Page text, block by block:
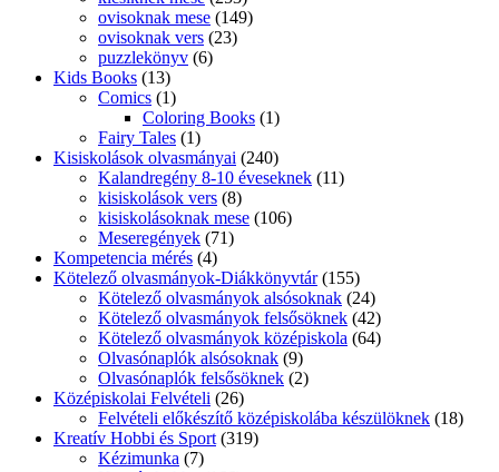
ovisoknak mese (149)
ovisoknak vers (23)
puzzlekönyv (6)
Kids Books (13)
Comics (1)
Coloring Books (1)
Fairy Tales (1)
Kisiskolások olvasmányai (240)
Kalandregény 8-10 éveseknek (11)
kisiskolások vers (8)
kisiskolásoknak mese (106)
Meseregények (71)
Kompetencia mérés (4)
Kötelező olvasmányok-Diákkönyvtár (155)
Kötelező olvasmányok alsósoknak (24)
Kötelező olvasmányok felsősöknek (42)
Kötelező olvasmányok középiskola (64)
Olvasónaplók alsósoknak (9)
Olvasónaplók felsősöknek (2)
Középiskolai Felvételi (26)
Felvételi előkészítő középiskolába készülöknek (18)
Kreatív Hobbi és Sport (319)
Kézimunka (7)